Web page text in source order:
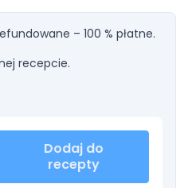
– 100 % płatne.
recepcie.
Dodaj do
recepty